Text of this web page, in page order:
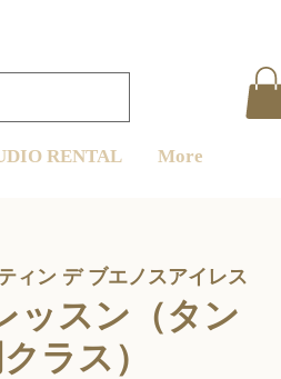
RENTAL More
ィン デ ブエノスアイレス
ッスン（タン
ラス）